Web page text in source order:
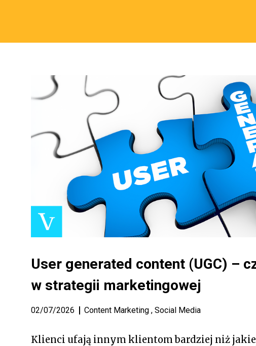
User generated content (UGC) –
w strategii marketingowej
02/07/2026 Content Marketing,Social Media
Klienci ufają innym klientom bardziej niż